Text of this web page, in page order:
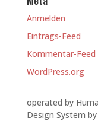
Anmelden
Eintrags-Feed
Kommentar-Feed
WordPress.org
operated by
Design System